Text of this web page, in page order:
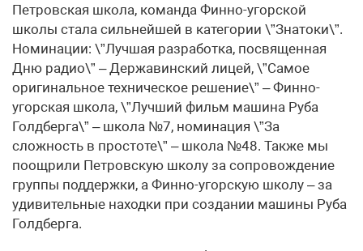
Петровская школа, команда Финно-угорской
школы стала сильнейшей в категории \”Знатоки\”.
Номинации: \”Лучшая разработка, посвященная
Дню радио\” – Державинский лицей, \”Самое
оригинальное техническое решение\” – Финно-
угорская школа, \”Лучший фильм машина Руба
Голдберга\” – школа №7, номинация \”За
сложность в простоте\” – школа №48. Также мы
поощрили Петровскую школу за сопровождение
группы поддержки, а Финно-угорскую школу – за
удивительные находки при создании машины Руба
Голдберга.